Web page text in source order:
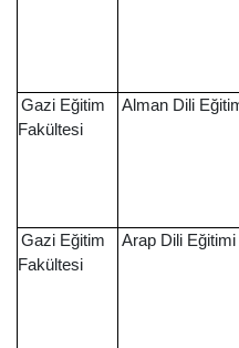
Gazi Eğitim
Fakültesi
Alman Dili
Gazi Eğitim
Fakültesi
Arap Dili Eğitimi